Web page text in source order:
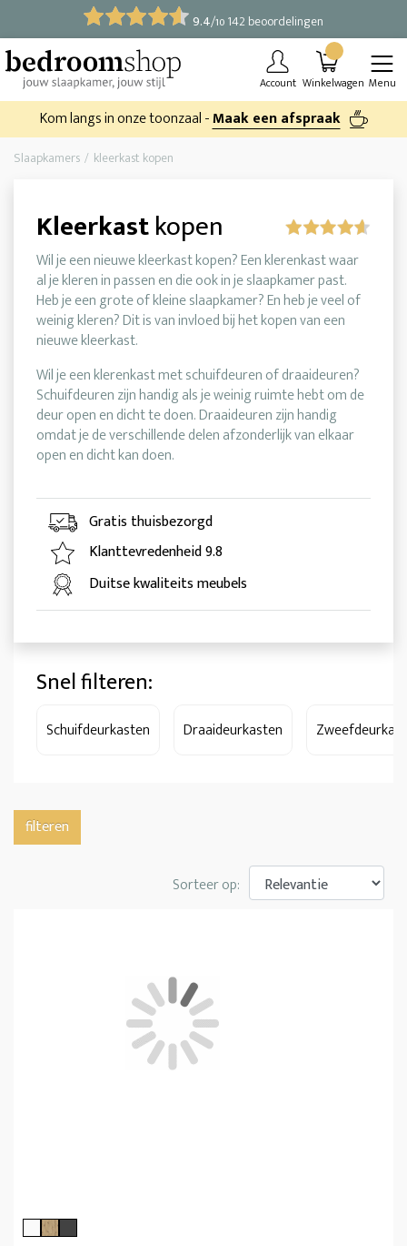
9.4/10 142 beoordelingen
Account Winkelwagen Menu
Kom langs in onze toonzaal -Maak een afspraak
Slaapkamers kleerkast kopen
Kleerkastkopen
Wil je een nieuwe kleerkast kopen? Een klerenkast waar
al je kleren in passen en die ook in je slaapkamer past.
Heb je een grote of kleine slaapkamer? En heb je veel of
weinig kleren? Dit is van invloed bij het kopen van een
nieuwe kleerkast.
Wil je een klerenkast met schuifdeuren of draaideuren?
Schuifdeuren zijn handig als je weinig ruimte hebt om de
deur open en dicht te doen. Draaideuren zijn handig
omdat je de verschillende delen afzonderlijk van elkaar
open en dicht kan doen.
Gratis thuisbezorgd
Klanttevredenheid 9.8
Duitse kwaliteits meubels
Snel filteren:
Schuifdeurkasten Draaideurkasten
filteren
Sorteer op: